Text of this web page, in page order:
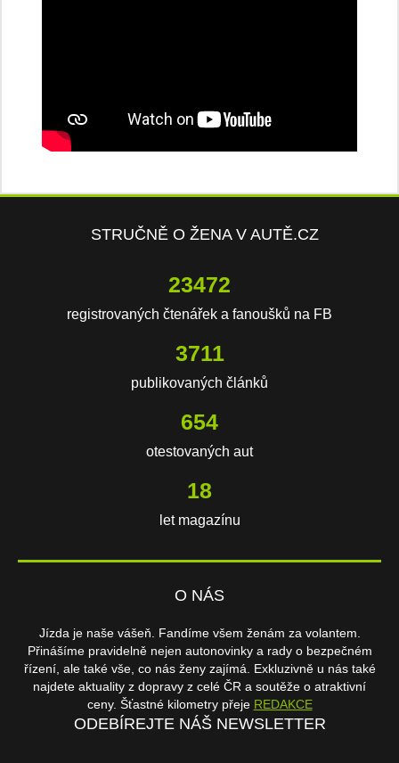
STRUČNĚ O ŽENA V AUTĚ.CZ
23472
registrovaných čtenářek a fanoušků na FB
3711
publikovaných článků
654
otestovaných aut
18
let magazínu
O NÁS
Jízda je naše vášeň. Fandíme všem ženám za volantem.
Přinášíme pravidelně nejen autonovinky a rady o bezpečném
řízení, ale také vše, co nás ženy zajímá. Exkluzivně u nás také
najdete aktuality z dopravy z celé ČR a soutěže o atraktivní
ceny. Šťastné kilometry přeje REDAKCE
ODEBÍREJTE NÁŠ NEWSLETTER